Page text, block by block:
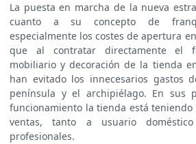
La puesta en marcha de la nueva
cuanto a su concepto de
especialmente los costes de apertura
que al contratar directamente el
mobiliario y decoración de la tienda
han evitado los innecesarios gastos
península y el archipiélago. En sus
funcionamiento la tienda está
ventas, tanto a usuario
profesionales.